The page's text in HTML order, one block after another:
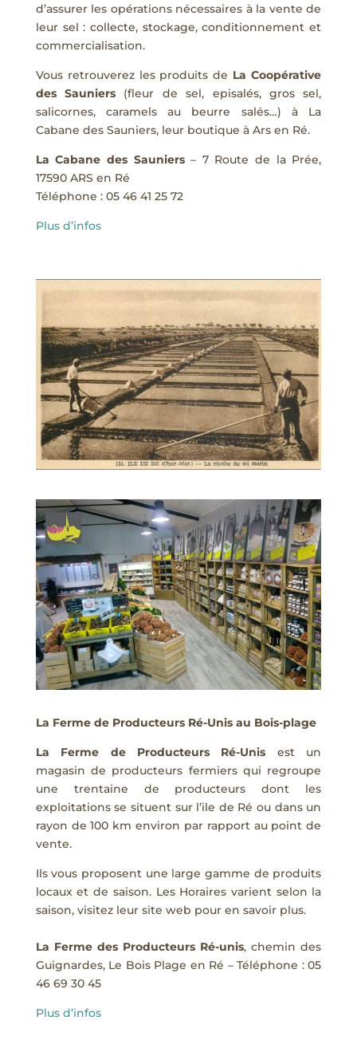
d’assurer les opérations nécessaires à la vente de
leur sel : collecte, stockage, conditionnement et
commercialisation.
Vous retrouverez les produits de La Coopérative
des Sauniers (fleur de sel, episalés, gros sel,
salicornes, caramels au beurre salés…) à La
Cabane des Sauniers, leur boutique à Ars en Ré.
La Cabane des Sauniers– 7 Route de la Prée,
17590 ARS en Ré
Téléphone : 05 46 41 25 72
Plus d’infos
La Ferme de Producteurs Ré-Unis au Bois-plage
La Ferme de Producteurs Ré-Unis est un
magasin de producteurs fermiers qui regroupe
une trentaine de producteurs dont les
exploitations se situent sur l’ile de Ré ou dans un
rayon de 100 km environ par rapport au point de
vente.
Ils vous proposent une large gamme de produits
locaux et de saison. Les Horaires varient selon la
saison, visitez leur site web pour en savoir plus.
La Ferme des Producteurs Ré-unis, chemin des
Guignardes, Le Bois Plage en Ré – Téléphone :05
46 69 30 45
Plus d’infos